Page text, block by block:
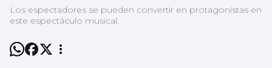
Los espectadores se pueden convertir en protagonistas en
este espectáculo musical.